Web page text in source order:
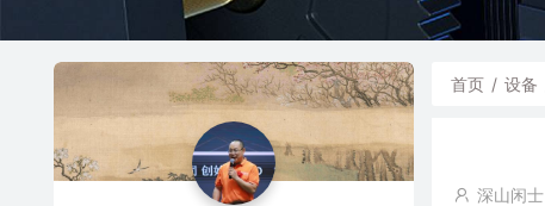
首页 / 设备
深山闲士